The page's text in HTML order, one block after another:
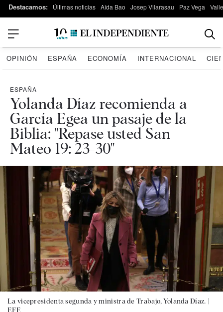
Destacamos: Últimas noticias Aída Bao Josep Vilarasau Paz Vega
OPINIÓN ESPAÑA ECONOMÍA INTERNACIONAL
ESPAÑA
Yolanda Díaz recomienda a
García Egea un pasaje de la
Biblia: "Repase usted San
Mateo 19: 23-30"
La vicepresidenta segunda y ministra de Trabajo, Yolanda Díaz. |
EFE